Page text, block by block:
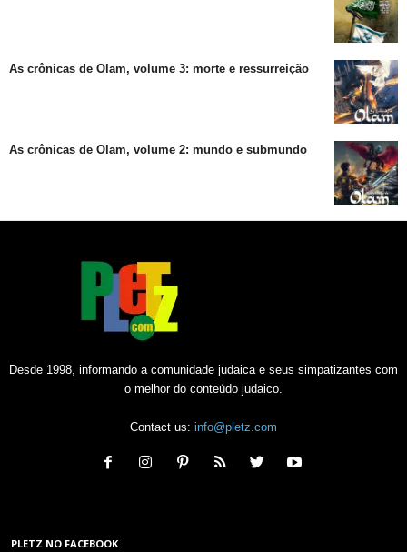
As crônicas de Olam, volume 3: morte e ressurreição
As crônicas de Olam, volume 2: mundo e submundo
Desde 1998, informando a comunidade judaica e seus simpatizantes com
o melhor do conteúdo judaico.
Contact us: info@pletz.com
PLETZ NO FACEBOOK